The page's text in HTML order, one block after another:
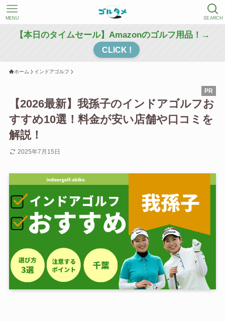
SEARCH
MENU
【本日のタイムセール】Amazonのゴルフ用品！→
CLICK !
ホーム インドアゴルフ
【2026最新】我孫子のインドアゴルフお
すすめ10選！料金が安い店舗や口コミを
解説！
2025年7月15日